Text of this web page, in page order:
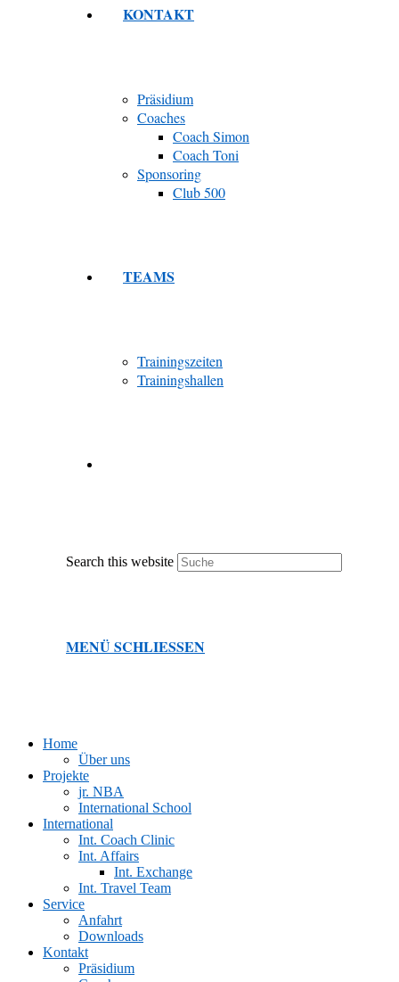
KONTAKT
Präsidium
Coaches
Coach Simon
Coach Toni
Sponsoring
Club 500
TEAMS
Trainingszeiten
Trainingshallen
Search this website
MENÜSCHLIESSEN
Home
Über uns
Projekte
jr. NBA
International School
International
Int. Coach Clinic
Int. Affairs
Int. Exchange
Int. Travel Team
Service
Anfahrt
Downloads
Kontakt
Präsidium